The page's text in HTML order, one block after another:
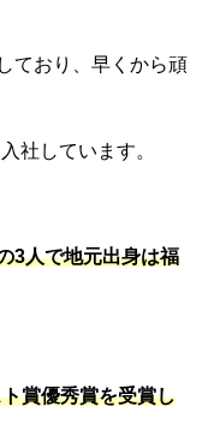
ており、早くから頑
社しています。
3人で地元出身は福
賞優秀賞を受賞し